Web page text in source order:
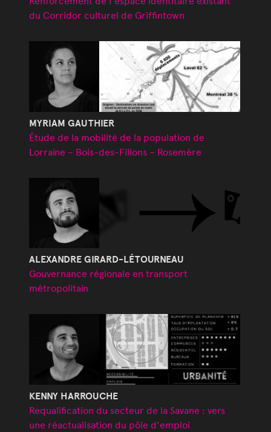
du Corridor culturel de Griffintown
MYRIAM GAUTHIER
Étude de la mobilité de la population de
Lorraine – Bois-des-Filions – Rosemère
ALEXANDRE GIRARD-LÉTOURNEAU
Gouvernance régionale en transport
métropolitain
KENNY HARROUCHE
Requalification du secteur de la Savane : vers
une réactualisation du pôle d'emploi